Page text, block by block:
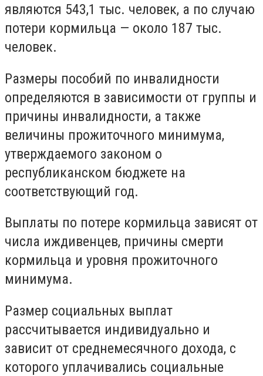
являются 543,1 тыс. человек, а по случаю
потери кормильца — около 187 тыс.
человек.
Размеры пособий по инвалидности
определяются в зависимости от группы и
причины инвалидности, а также
величины прожиточного минимума,
утверждаемого законом о
республиканском бюджете на
соответствующий год.
Выплаты по потере кормильца зависят от
числа иждивенцев, причины смерти
кормильца и уровня прожиточного
минимума.
Размер социальных выплат
рассчитывается индивидуально и
зависит от среднемесячного дохода, с
которого уплачивались социальные